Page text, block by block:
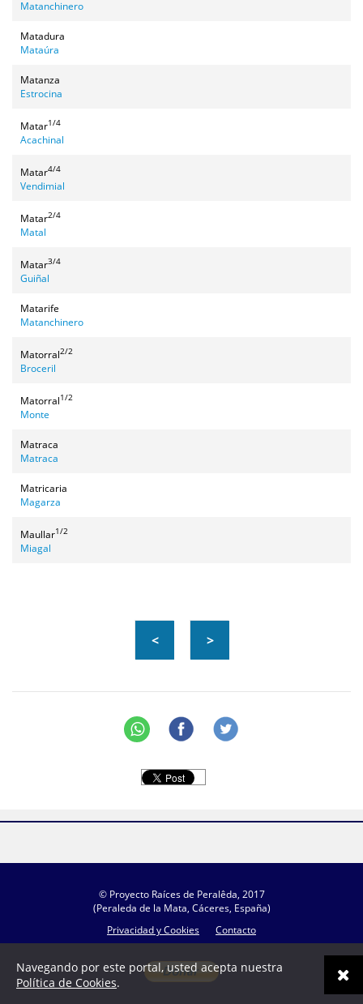
Matanchinero
Matadura
Mataúra
Matanza
Estrocina
Matar1/4
Acachinal
Matar4/4
Vendimial
Matar2/4
Matal
Matar3/4
Guiñal
Matarife
Matanchinero
Matorral2/2
Broceril
Matorral1/2
Monte
Matraca
Matraca
Matricaria
Magarza
Maullar1/2
Miagal
< >
© Proyecto Raíces de Peralêda, 2017
(Peraleda de la Mata, Cáceres, España)
Privacidad y Cookies
Contacto
Navegando por este portal, usted acepta nuestra
Política de Cookies.